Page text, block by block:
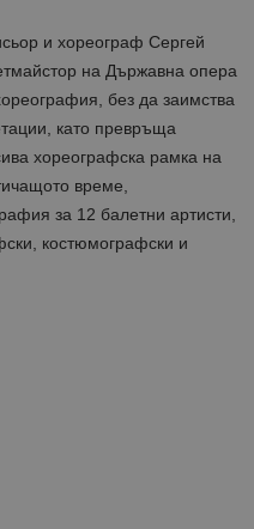
и хореограф Сергей
на Държавна опера
без да заимства
като превръща
хореографска рамка на
време,
за 12 балетни артисти,
костюмографски и